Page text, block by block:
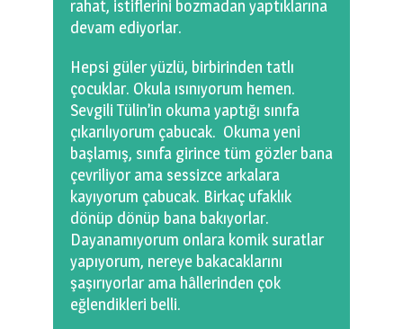
rahat, istiflerini bozmadan yaptıklarına
devam ediyorlar.
Hepsi güler yüzlü, birbirinden tatlı
çocuklar. Okula ısınıyorum hemen.
Sevgili Tülin’in okuma yaptığı sınıfa
çıkarılıyorum çabucak. Okuma yeni
başlamış, sınıfa girince tüm gözler bana
çevriliyor ama sessizce arkalara
kayıyorum çabucak. Birkaç ufaklık
dönüp dönüp bana bakıyorlar.
Dayanamıyorum onlara komik suratlar
yapıyorum, nereye bakacaklarını
şaşırıyorlar ama hâllerinden çok
eğlendikleri belli.